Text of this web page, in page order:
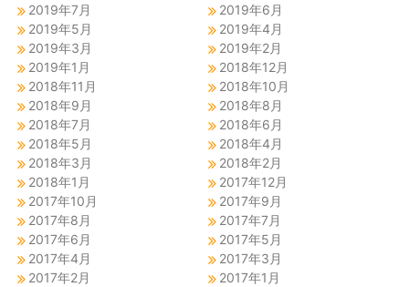
2019年7月
2019年6月
2019年5月
2019年4月
2019年3月
2019年2月
2019年1月
2018年12月
2018年11月
2018年10月
2018年9月
2018年8月
2018年7月
2018年6月
2018年5月
2018年4月
2018年3月
2018年2月
2018年1月
2017年12月
2017年10月
2017年9月
2017年8月
2017年7月
2017年6月
2017年5月
2017年4月
2017年3月
2017年2月
2017年1月